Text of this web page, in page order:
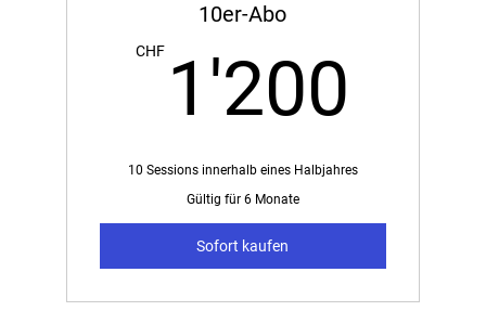
10er-Abo
CHF 1'200
10 Sessions innerhalb eines Halbjahres
Gültig für 6 Monate
Sofort kaufen